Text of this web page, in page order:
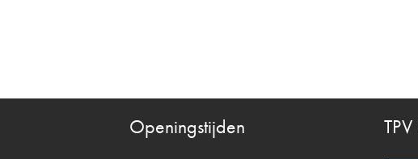
Openingstijden TPV